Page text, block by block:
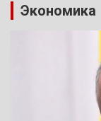
Экономика